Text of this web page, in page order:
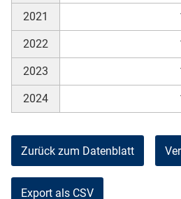
2021
2022
2023
2024
Zurück zum Datenblatt
Export als CSV